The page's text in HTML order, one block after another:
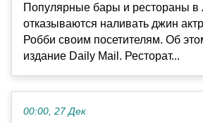
Популярные бары и рестораны в
отказываются наливать джин
Робби своим посетителям. Об
издание Daily Mail. Ресторат...
00:00, 27 Дек